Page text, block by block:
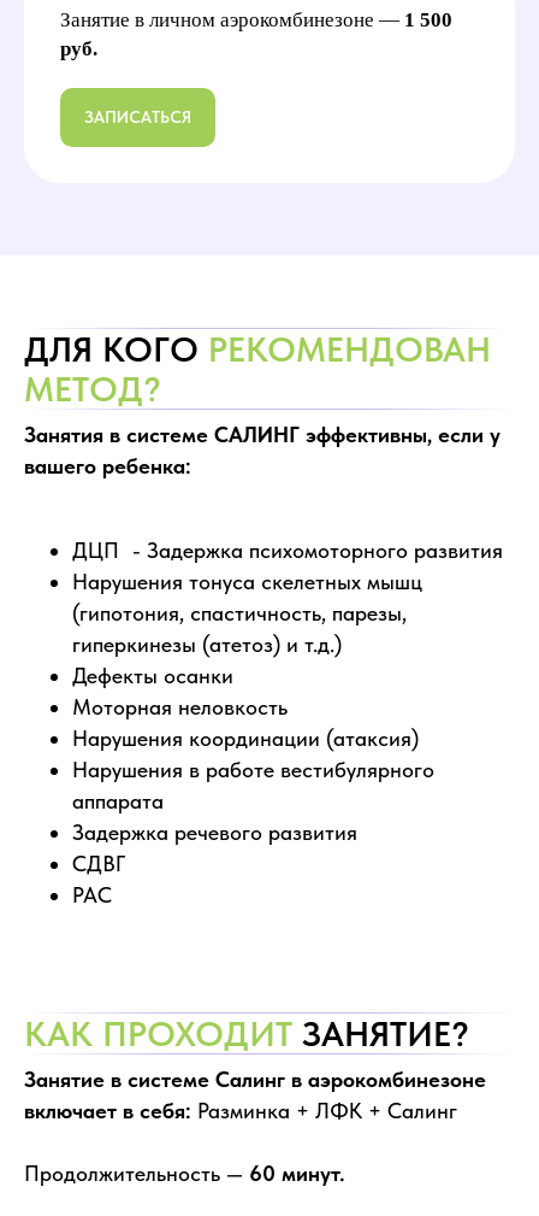
Занятие в личном аэрокомбинезоне — 1 500
руб.
ЗАПИСАТЬСЯ
ДЛЯ КОГО РЕКОМЕНДОВАН
МЕТОД?
Занятия в системе САЛИНГ эффективны, если у
вашего ребенка:
ДЦП - Задержка психомоторного развития
Нарушения тонуса скелетных мышц
(гипотония, спастичность, парезы,
гиперкинезы (атетоз) и т.д.)
Дефекты осанки
Моторная неловкость
Нарушения координации (атаксия)
Нарушения в работе вестибулярного
аппарата
Задержка речевого развития
СДВГ
РАС
КАК ПРОХОДИТ ЗАНЯТИЕ?
Занятие в системе Салинг в аэрокомбинезоне
включает в себя: Разминка + ЛФК + Салинг
Продолжительность — 60 минут.